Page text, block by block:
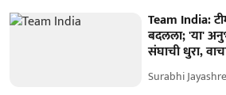
Team India:
बदलला; 'या'
संघाची धुरा,
Surabhi